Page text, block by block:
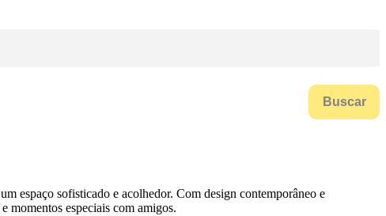
Buscar
espaço sofisticado e acolhedor. Com design contemporâneo e
momentos especiais com amigos.